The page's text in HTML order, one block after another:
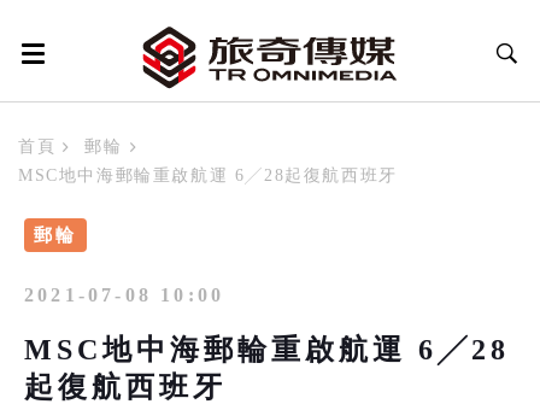
首頁
郵輪
MSC地中海郵輪重啟航運 6╱28起復航西班牙
郵輪
2021-07-08 10:00
MSC地中海郵輪重啟航運 6╱28
起復航西班牙